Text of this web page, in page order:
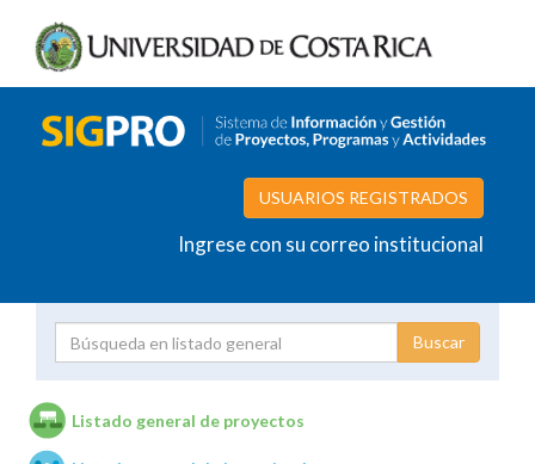
USUARIOS REGISTRADOS
Ingrese con su correo institucional
Listado general de proyectos